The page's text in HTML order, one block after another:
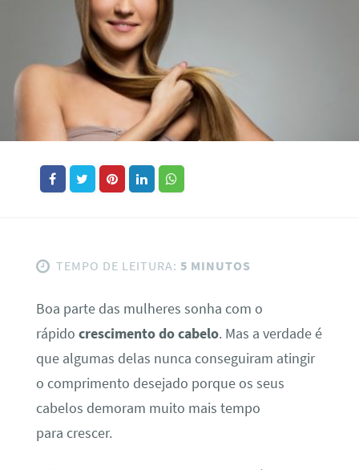
TEMPO DE LEITURA: 5 MINUTOS
Boa parte das mulheres sonha com o
rápido crescimento do cabelo. Mas a verdade é
que algumas delas nunca conseguiram atingir
o comprimento desejado porque os seus
cabelos demoram muito mais tempo
para crescer.